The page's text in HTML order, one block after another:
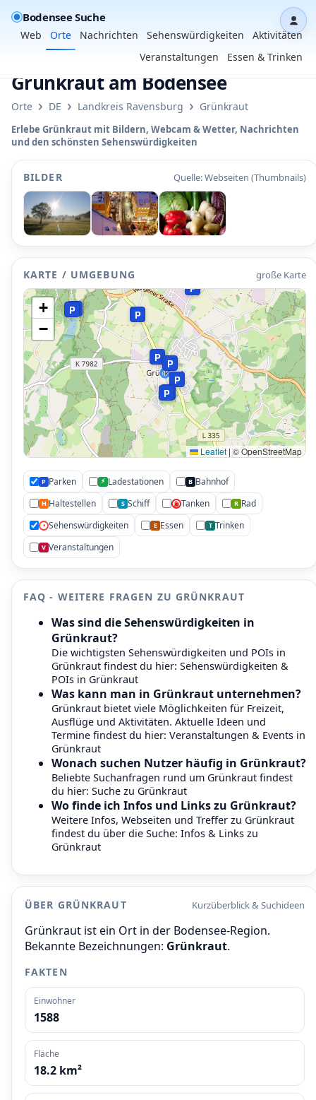
Bodensee Suche
Web Orte Nachrichten Sehenswürdigkeiten
Aktivitäten
Veranstaltungen
Essen & Trinken
Grünkraut am Bodensee
Orte › DE › Landkreis Ravensburg › Grünkraut
Erlebe Grünkraut mit Bildern, Webcam & Wetter, Nachrichten
und den schönsten Sehenswürdigkeiten
BILDER Quelle: Webseiten (Thumbnails)
KARTE / UMGEBUNG große Karte
P
P
P
P
P
P
P
P
P
P
P
+
−
Leaflet | © OpenStreetMap
P Parken ⚡ Ladestationen B Bahnhof
H Haltestellen S Schiff ⛽ Tanken R Rad
• Sehenswürdigkeiten E Essen T Trinken
V Veranstaltungen
FAQ - WEITERE FRAGEN ZU GRÜNKRAUT
Was sind die Sehenswürdigkeiten in
Grünkraut?
Die wichtigsten Sehenswürdigkeiten und POIs in
Grünkraut findest du hier: Sehenswürdigkeiten &
POIs in Grünkraut
Was kann man in Grünkraut unternehmen?
Grünkraut bietet viele Möglichkeiten für Freizeit,
Ausflüge und Aktivitäten. Aktuelle Ideen und
Termine findest du hier: Veranstaltungen & Events in
Grünkraut
Wonach suchen Nutzer häufig in Grünkraut?
Beliebte Suchanfragen rund um Grünkraut findest
du hier: Suche zu Grünkraut
Wo finde ich Infos und Links zu Grünkraut?
Weitere Infos, Webseiten und Treffer zu Grünkraut
findest du über die Suche: Infos & Links zu
Grünkraut
ÜBER GRÜNKRAUT Kurzüberblick & Suchideen
Grünkraut ist ein Ort in der Bodensee-Region.
Bekannte Bezeichnungen: Grünkraut.
FAKTEN
Einwohner
1588
Fläche
18.2 km²